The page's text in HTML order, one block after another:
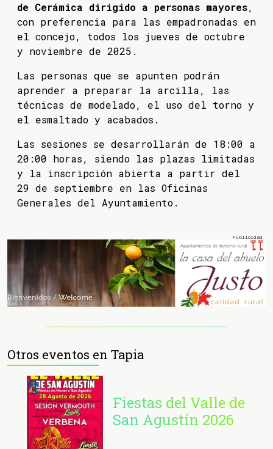
de Cerámica dirigido a personas mayores,
con preferencia para las empadronadas en
el concejo, todos los jueves de octubre
y noviembre de 2025.
Las personas que se apunten podrán
aprender a preparar la arcilla, las
técnicas de modelado, el uso del torno y
el esmaltado y acabados.
Las sesiones se desarrollarán de 18:00 a
20:00 horas, siendo las plazas limitadas
y la inscripción abierta a partir del
29 de septiembre en las Oficinas
Generales del Ayuntamiento.
Otros eventos en Tapia
Fiestas del Valle de
San Agustín 2026